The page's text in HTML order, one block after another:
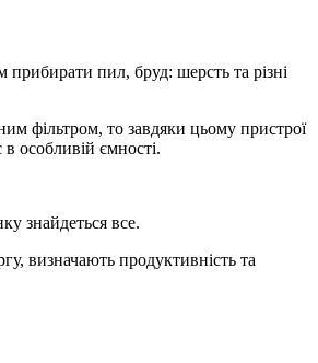
пил, бруд: шерсть та різні
фільтром, то завдяки цьому пристрої
особливій ємності.
знайдеться все.
визначають продуктивність та